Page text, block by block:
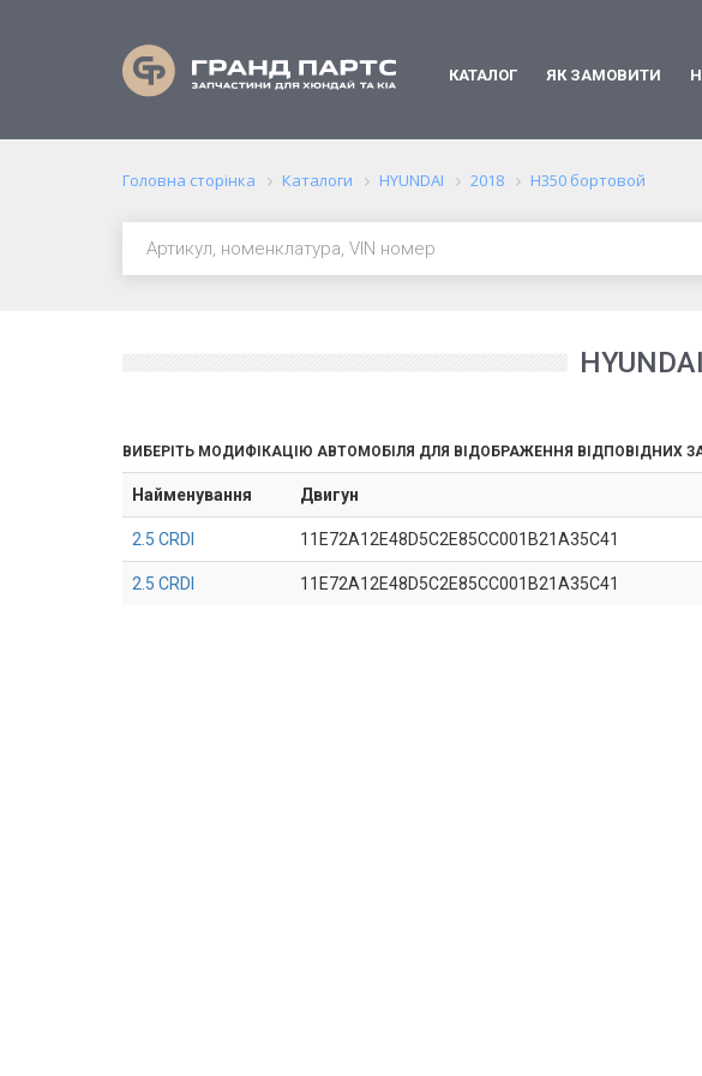
КАТАЛОГ ЯК ЗАМОВИТИ
Головна сторінка Каталоги HYUNDAI 2018 H350 бортовой
ВИБЕРІТЬ МОДИФІКАЦІЮ АВТОМОБІЛЯ ДЛЯ ВІДОБРАЖЕННЯ ВІДПОВІДНИХ
Найменування Двигун
2.5 CRDI 11E72A12E48D5C2E85CC001B21A35C41
2.5 CRDI 11E72A12E48D5C2E85CC001B21A35C41